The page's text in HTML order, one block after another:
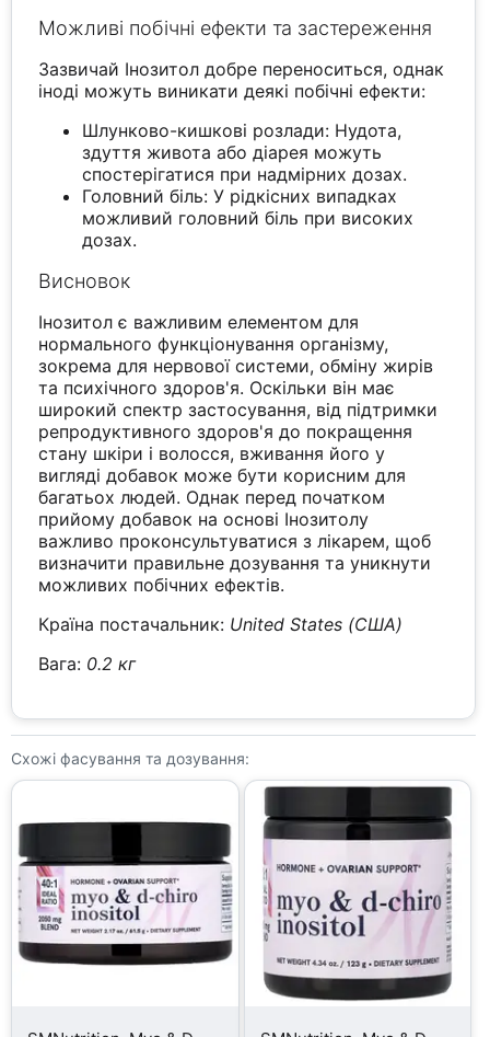
Можливі побічні ефекти та застереження
Зазвичай Інозитол добре переноситься, однак
іноді можуть виникати деякі побічні ефекти:
Шлунково-кишкові розлади: Нудота,
здуття живота або діарея можуть
спостерігатися при надмірних дозах.
Головний біль: У рідкісних випадках
можливий головний біль при високих
дозах.
Висновок
Інозитол є важливим елементом для
нормального функціонування організму,
зокрема для нервової системи, обміну жирів
та психічного здоров'я. Оскільки він має
широкий спектр застосування, від підтримки
репродуктивного здоров'я до покращення
стану шкіри і волосся, вживання його у
вигляді добавок може бути корисним для
багатьох людей. Однак перед початком
прийому добавок на основі Інозитолу
важливо проконсультуватися з лікарем, щоб
визначити правильне дозування та уникнути
можливих побічних ефектів.
Країна постачальник: United States (США)
Вага: 0.2 кг
Схожі фасування та дозування: